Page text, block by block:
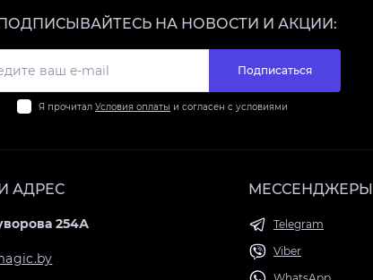
НА НОВОСТИ И АКЦИИ:
Подписаться
Я прочитал Условия оплаты и согласен с условиями
АДРЕС
254А
МЕССЕНДЖЕРЫ
Telegram
Viber